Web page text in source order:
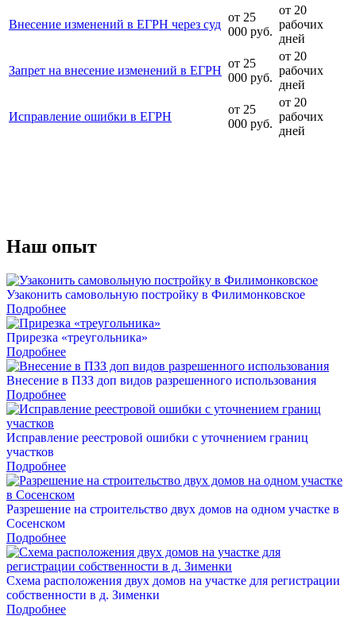
Внесение изменений в ЕГРН через суд
от 25
000 руб.
от 20
рабочих
дней
Запрет на внесение изменений в ЕГРН
от 25
000 руб.
от 20
рабочих
дней
Исправление ошибки в ЕГРН
от 25
000 руб.
от 20
рабочих
дней
Наш опыт
Узаконить самовольную постройку в Филимонковское
Подробнее
Прирезка «треугольника»
Подробнее
Внесение в ПЗЗ доп видов разрешенного использования
Подробнее
Исправление реестровой ошибки с уточнением границ
участков
Подробнее
Разрешение на строительство двух домов на одном участке в
Сосенском
Подробнее
Схема расположения двух домов на участке для регистрации
собственности в д. Зименки
Подробнее